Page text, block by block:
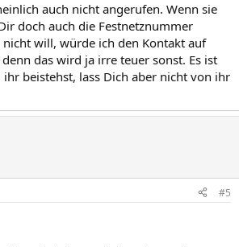
auch nicht angerufen. Wenn sie
doch auch die Festnetznummer
nicht will, würde ich den Kontakt auf
das wird ja irre teuer sonst. Es ist
ihr beistehst, lass Dich aber nicht von ihr
#5